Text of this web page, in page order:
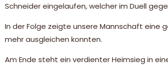
Schneider eingelaufen, welcher im Duell
In der Folge zeigte unsere Mannschaft eine
mehr ausgleichen konnten.
Am Ende steht ein verdienter Heimsieg in